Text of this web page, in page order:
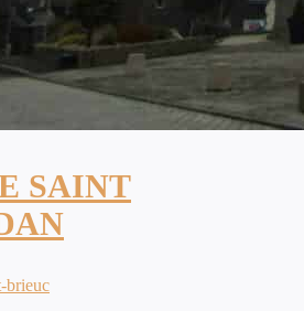
SAINT
brieuc